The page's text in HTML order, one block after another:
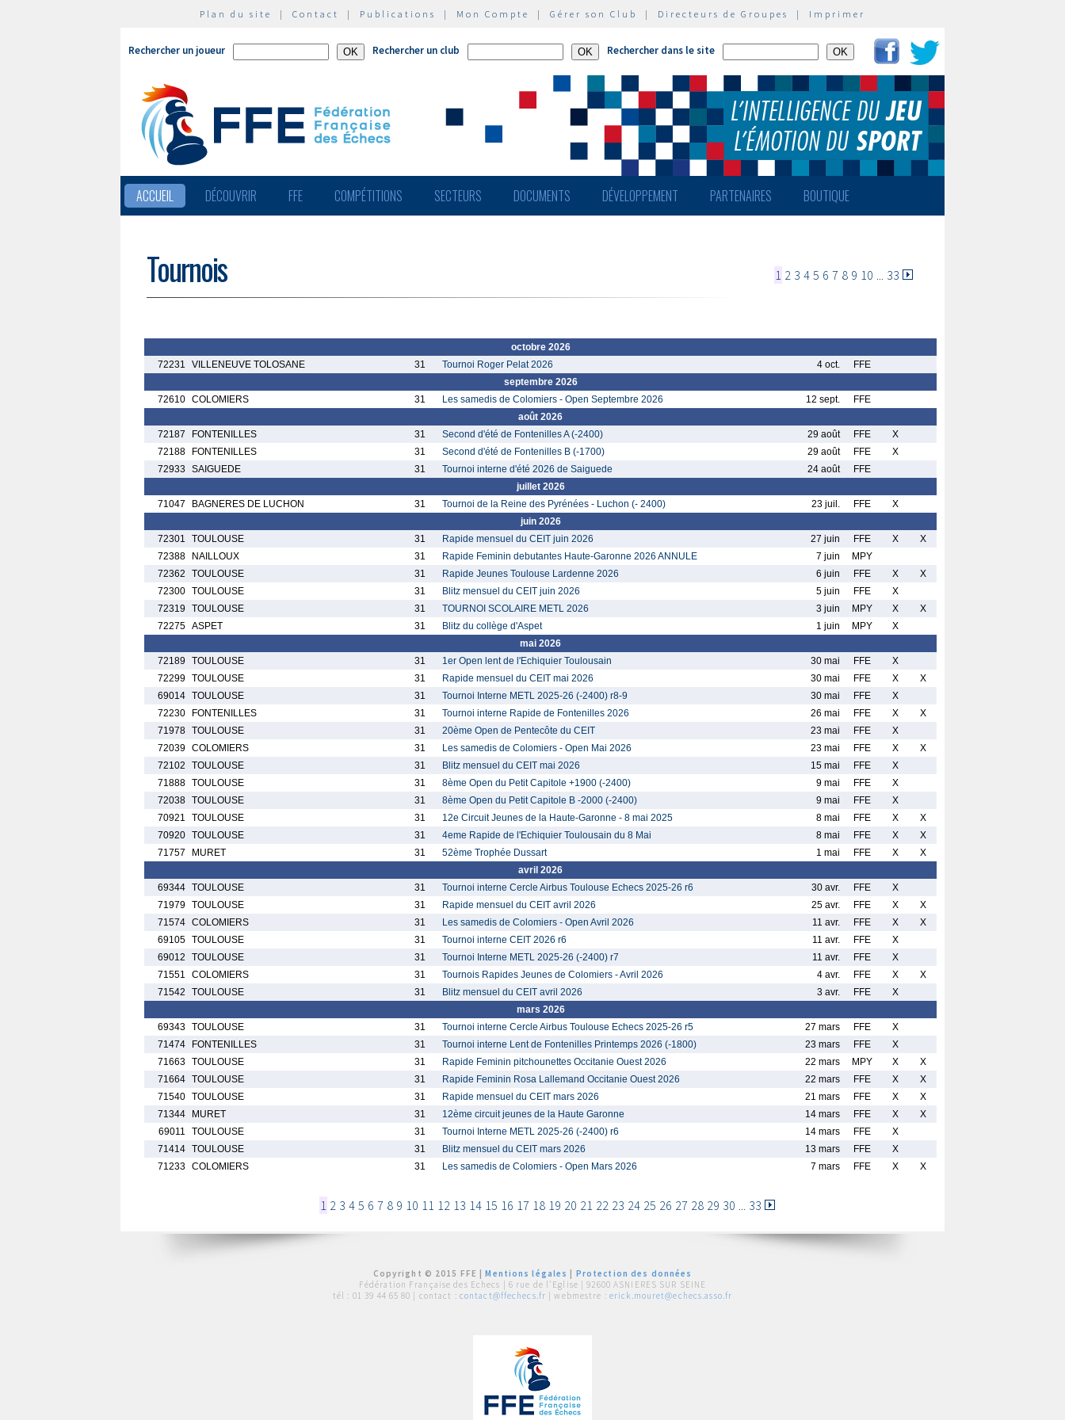
Plan du site | Contact | Publications | Mon Compte | Gérer son Club | Directeurs de Groupes | Imprimer
Rechercher un joueur Rechercher un club Rechercher dans le site
ACCUEIL DÉCOUVRIR FFE COMPÉTITIONS SECTEURS DOCUMENTS DÉVELOPPEMENT PARTENAIRES BOUTIQUE
Tournois 1 2 3 4 5 6 7 8 9 10 ... 33
octobre 2026
72231
VILLENEUVE TOLOSANE 31 Tournoi Roger Pelat 2026 4 oct.
FFE
septembre 2026
72610 COLOMIERS 31 Les samedis de Colomiers - Open Septembre 2026 12 sept.
FFE
août 2026
72187
FONTENILLES 31 Second d'été de Fontenilles A (-2400) 29 août FFE
X
72188
FONTENILLES 31 Second d'été de Fontenilles B (-1700) 29 août FFE
X
72933
SAIGUEDE 31 Tournoi interne d'été 2026 de Saiguede 24 août
FFE
juillet 2026
71047
BAGNERES DE LUCHON 31 Tournoi de la Reine des Pyrénées - Luchon (- 2400) 23 juil. FFE
X
juin 2026
72301
TOULOUSE 31 Rapide mensuel du CEIT juin 2026 27 juin FFE X
X
72388
NAILLOUX 31 Rapide Feminin debutantes Haute-Garonne 2026 ANNULE 7 juin
MPY
72362
TOULOUSE 31 Rapide Jeunes Toulouse Lardenne 2026 6 juin FFE X
X
72300 TOULOUSE 31 Blitz mensuel du CEIT juin 2026 5 juin FFE
X
72319
TOULOUSE 31 TOURNOI SCOLAIRE METL 2026 3 juin MPY X
X
72275 ASPET 31 Blitz du collège d'Aspet 1 juin MPY
X
mai 2026
72189
TOULOUSE 31 1er Open lent de l'Echiquier Toulousain 30 mai FFE
X
72299 TOULOUSE 31 Rapide mensuel du CEIT mai 2026 30 mai FFE X
X
69014 TOULOUSE 31 Tournoi Interne METL 2025-26 (-2400) r8-9 30 mai FFE
X
72230
FONTENILLES 31 Tournoi interne Rapide de Fontenilles 2026 26 mai FFE X
X
71978 TOULOUSE 31 20ème Open de Pentecôte du CEIT 23 mai FFE
X
72039 COLOMIERS 31 Les samedis de Colomiers - Open Mai 2026 23 mai FFE X
X
72102
TOULOUSE 31 Blitz mensuel du CEIT mai 2026 15 mai FFE
X
71888 TOULOUSE 31 8ème Open du Petit Capitole +1900 (-2400) 9 mai FFE
X
72038 TOULOUSE 31 8ème Open du Petit Capitole B -2000 (-2400) 9 mai FFE
X
70921
TOULOUSE 31 12e Circuit Jeunes de la Haute-Garonne - 8 mai 2025 8 mai FFE X
X
70920 TOULOUSE 31 4eme Rapide de l'Echiquier Toulousain du 8 Mai 8 mai FFE X
X
71757
MURET 31 52ème Trophée Dussart 1 mai FFE X
X
avril 2026
69344 TOULOUSE 31 Tournoi interne Cercle Airbus Toulouse Echecs 2025-26 r6 30 avr. FFE
X
71979 TOULOUSE 31 Rapide mensuel du CEIT avril 2026 25 avr. FFE X
X
71574 COLOMIERS 31 Les samedis de Colomiers - Open Avril 2026 11 avr. FFE X
X
69105 TOULOUSE 31 Tournoi interne CEIT 2026 r6 11 avr. FFE
X
69012
TOULOUSE 31 Tournoi Interne METL 2025-26 (-2400) r7 11 avr. FFE
X
71551
COLOMIERS 31 Tournois Rapides Jeunes de Colomiers - Avril 2026 4 avr. FFE X
X
71542
TOULOUSE 31 Blitz mensuel du CEIT avril 2026 3 avr. FFE
X
mars 2026
69343 TOULOUSE 31 Tournoi interne Cercle Airbus Toulouse Echecs 2025-26 r5 27 mars FFE
X
71474
FONTENILLES 31 Tournoi interne Lent de Fontenilles Printemps 2026 (-1800) 23 mars FFE
X
71663 TOULOUSE 31 Rapide Feminin pitchounettes Occitanie Ouest 2026 22 mars MPY X
X
71664 TOULOUSE 31 Rapide Feminin Rosa Lallemand Occitanie Ouest 2026 22 mars FFE X
X
71540 TOULOUSE 31 Rapide mensuel du CEIT mars 2026 21 mars FFE X
X
71344
MURET 31 12ème circuit jeunes de la Haute Garonne 14 mars FFE X
X
69011
TOULOUSE 31 Tournoi Interne METL 2025-26 (-2400) r6 14 mars FFE
X
71414 TOULOUSE 31 Blitz mensuel du CEIT mars 2026 13 mars FFE
X
71233 COLOMIERS 31 Les samedis de Colomiers - Open Mars 2026 7 mars FFE X X
1 2 3 4 5 6 7 8 9 10 11 12 13 14 15 16 17 18 19 20 21 22 23 24 25 26 27 28 29 30 ... 33
Copyright © 2015 FFE |Mentions légales
Protection des données
Fédération Française des Echecs | 6 rue de l'Eglise | 92600 ASNIERES SUR SEINE
tél : 01 39 44 65 80 | contact : contact@ffechecs.fr | webmestre : erick.mouret@echecs.asso.fr